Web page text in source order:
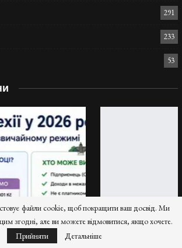
291
233
53
ПОДАТКИ OSVČ
файли cookie, щоб покращити ваш досвід. Ми
згодні, але ви можете відмовитися, якщо хочете.
Прийняти
Детальніше